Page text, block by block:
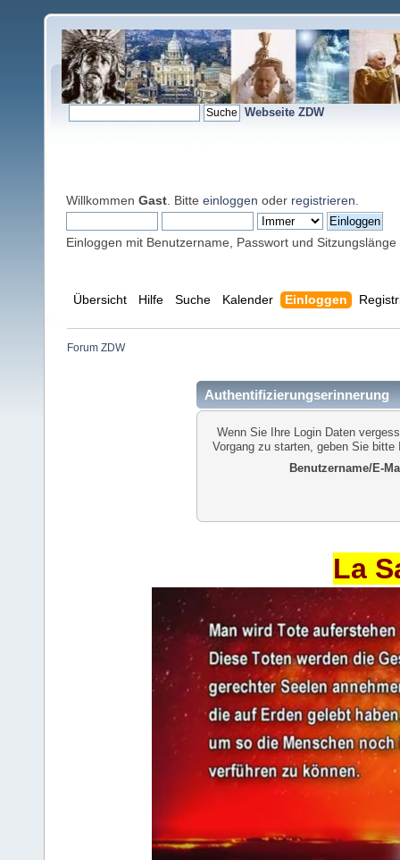
Webseite ZDW
Willkommen Gast . Bitte einloggen oder registrieren
Einloggen mit Benutzername, Passwort und Sitzungslänge
Übersicht Hilfe Suche Kalender Einloggen
Forum ZDW
Authentifizierungserinnerung
Wenn Sie Ihre Login Daten
Vorgang zu starten, geben Sie
Benutzername/E-
La